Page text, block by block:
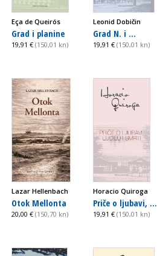
Eça de Queirós
Grad i planine
19,91 € (150,01 kn)
Leonid Dobičin
Grad N. i ...
19,91 € (150,01 kn)
Lazar Hellenbach
Otok Mellonta
20,00 € (150,70 kn)
Horacio Quiroga
Priče o ljubavi, ...
19,91 € (150,01 kn)